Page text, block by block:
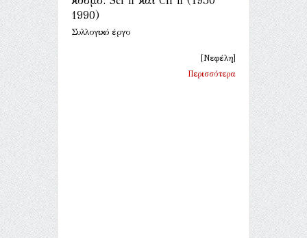
1990)
Συλλογικό έργο
[Νεφέλη]
Περισσότερα